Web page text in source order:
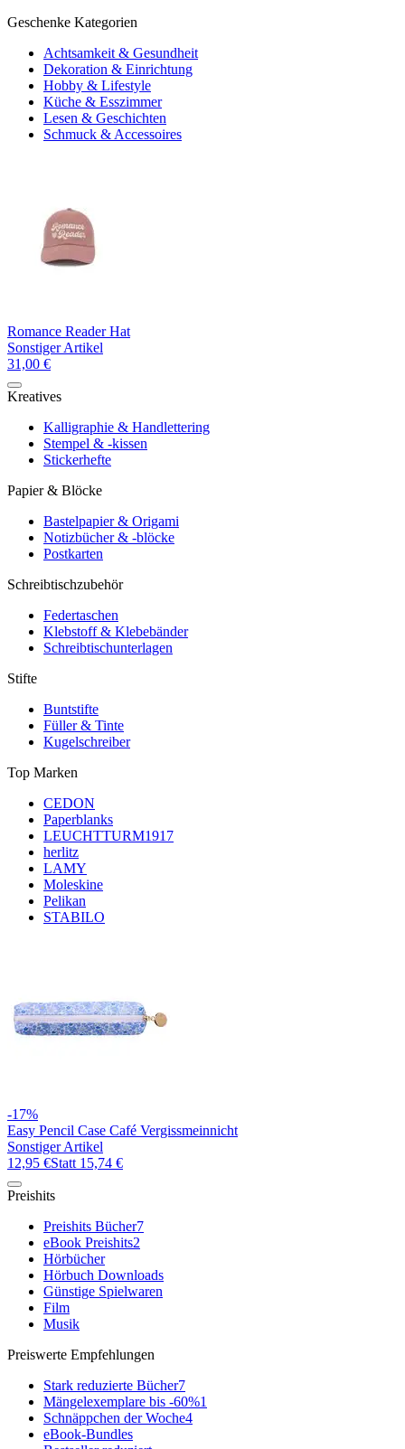
Geschenke Kategorien
Achtsamkeit & Gesundheit
Dekoration & Einrichtung
Hobby & Lifestyle
Küche & Esszimmer
Lesen & Geschichten
Schmuck & Accessoires
Romance Reader Hat
Sonstiger Artikel
31,00 €
Kreatives
Kalligraphie & Handlettering
Stempel & -kissen
Stickerhefte
Papier & Blöcke
Bastelpapier & Origami
Notizbücher & -blöcke
Postkarten
Schreibtischzubehör
Federtaschen
Klebstoff & Klebebänder
Schreibtischunterlagen
Stifte
Buntstifte
Füller & Tinte
Kugelschreiber
Top Marken
CEDON
Paperblanks
LEUCHTTURM1917
herlitz
LAMY
Moleskine
Pelikan
STABILO
-17%
Easy Pencil Case Café Vergissmeinnicht
Sonstiger Artikel
12,95 €Statt 15,74 €
Preishits
Preishits Bücher7
eBook Preishits2
Hörbücher
Hörbuch Downloads
Günstige Spielwaren
Film
Musik
Preiswerte Empfehlungen
Stark reduzierte Bücher7
Mängelexemplare bis -60%1
Schnäppchen der Woche4
eBook-Bundles